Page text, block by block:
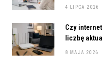
4 LIPCA 2026
Czy
liczbę
8 MAJA 2026